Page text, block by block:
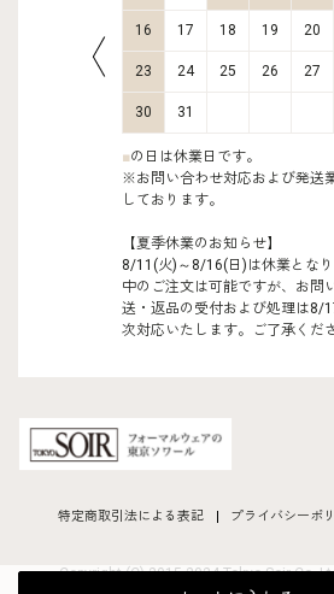
16 17 18 19 20
23 24 25 26 27
30 31
■の日は休業日です。
※お問い合わせ対応および発送
しております。
【夏季休業のお知らせ】
8/11(火)～8/16(日)は休業とな
中のご注文は可能ですが、お問
送・返品の受付および処理は8/
次対応いたします。ご了承くだ
特定商取引法による表記 プライバシーポ
Copyright (C) 2015-2024 Tokyo Soir Co